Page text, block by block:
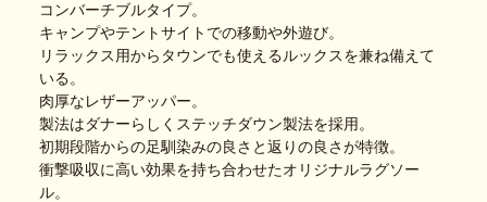
コンバーチブルタイプ。
キャンプやテントサイトでの移動や外遊び。
リラックス用からタウンでも使えるルックスを兼ね備えて
いる。
肉厚なレザーアッパー。
製法はダナーらしくステッチダウン製法を採用。
初期段階からの足馴染みの良さと返りの良さが特徴。
衝撃吸収に高い効果を持ち合わせたオリジナルラグソー
ル。